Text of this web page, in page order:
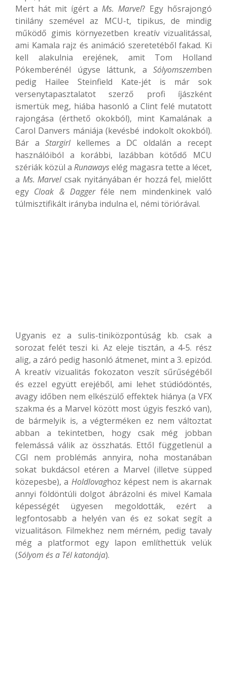
Mert hát mit ígért a Ms. Marvel? Egy hősrajongó
tinilány szemével az MCU-t, tipikus, de mindig
működő gimis környezetben kreatív vizualitással,
ami Kamala rajz és animáció szeretetéből fakad. Ki
kell alakulnia erejének, amit Tom Holland
Pókemberénél úgyse láttunk, a Sólyomszemben
pedig Hailee Steinfield Kate-jét is már sok
versenytapasztalatot szerző profi íjászként
ismertük meg, hiába hasonló a Clint felé mutatott
rajongása (érthető okokból), mint Kamalának a
Carol Danvers mániája (kevésbé indokolt okokból).
Bár aStargirlkellemes a DC oldalán a recept
használóiból a korábbi, lazábban kötődő MCU
szériák közül a Runawayselég magasra tette a lécet,
a Ms. Marvelcsak nyitányában ér hozzá fel, mielőtt
egy Cloak & Daggerféle nem mindenkinek való
túlmisztifikált irányba indulna el, némi töriórával.
Ugyanis ez a sulis-tiniközpontúság kb. csak a
sorozat felét teszi ki. Az eleje tisztán, a 4-5. rész
alig, a záró pedig hasonló átmenet, mint a 3. epizód.
A kreatív vizualitás fokozaton veszít sűrűségéből
és ezzel együtt erejéből, ami lehet stúdiódöntés,
avagy időben nem elkészülő effektek hiánya (a VFX
szakma és a Marvel között most úgyis feszkó van),
de bármelyik is, a végterméken ez nem változtat
abban a tekintetben, hogy csak még jobban
felemássá válik az összhatás. Ettől függetlenül a
CGI nem problémás annyira, noha mostanában
sokat bukdácsol etéren a Marvel (illetve süpped
közepesbe), a Holdlovaghoz képest nem is akarnak
annyi földöntúli dolgot ábrázolni és mivel Kamala
képességét ügyesen megoldották, ezért a
legfontosabb a helyén van és ez sokat segít a
vizualitáson. Filmekhez nem mérném, pedig tavaly
még a platformot egy lapon említhettük velük
(Sólyom és a Tél katonája).